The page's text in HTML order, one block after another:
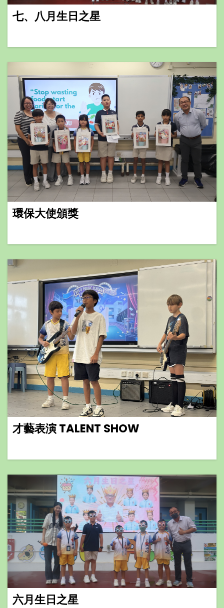
七、八月生日之星
環保大使頒獎
才藝表演 TALENT SHOW
六月生日之星